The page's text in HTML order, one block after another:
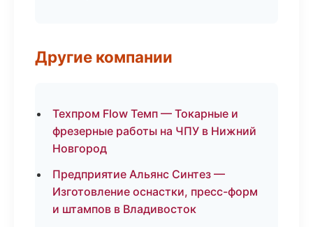
Другие компании
Техпром Flow Темп — Токарные и
фрезерные работы на ЧПУ в Нижний
Новгород
Предприятие Альянс Синтез —
Изготовление оснастки, пресс-форм
и штампов в Владивосток